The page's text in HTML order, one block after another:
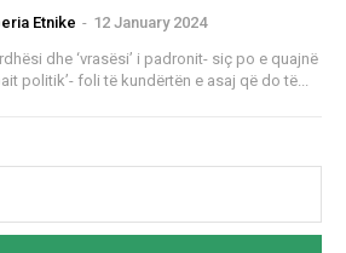
Etnike - 12 January 2024
politik’- foli të kundërtën e asaj që do të...